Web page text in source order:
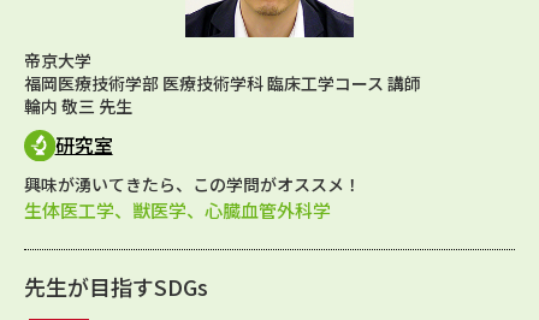
帝京大学
福岡医療技術学部 医療技術学科 臨床工学コース 講師
輪内 敬三 先生
研究室
興味が湧いてきたら、この学問がオススメ！
生体医工学、獣医学、心臓血管外科学
先生が目指すSDGs